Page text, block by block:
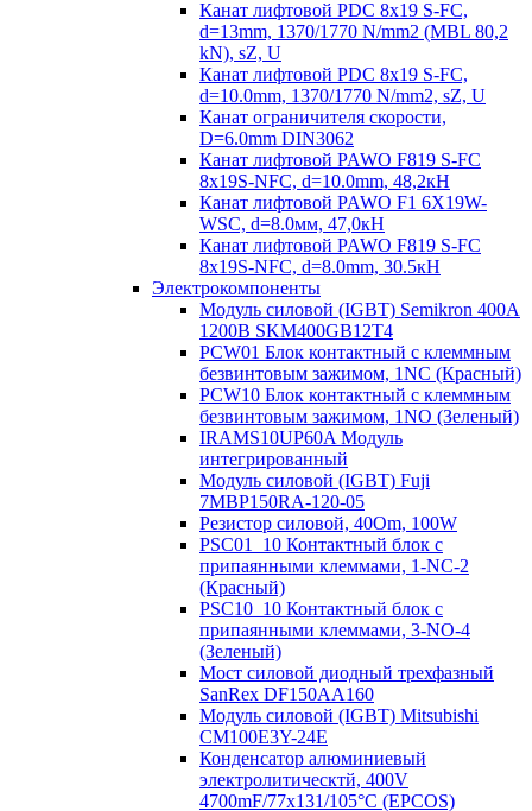
Канат лифтовой PDC 8х19 S-FC,
d=13mm, 1370/1770 N/mm2 (MBL 80,2
kN), sZ, U
Канат лифтовой PDC 8x19 S-FC,
d=10.0mm, 1370/1770 N/mm2, sZ, U
Канат ограничителя скорости,
D=6.0mm DIN3062
Канат лифтовой PAWO F819 S-FC
8х19S-NFC, d=10.0mm, 48,2кН
Канат лифтовой PAWO F1 6X19W-
WSC, d=8.0мм, 47,0кН
Канат лифтовой PAWO F819 S-FC
8х19S-NFC, d=8.0mm, 30.5кН
Электрокомпоненты
Модуль силовой (IGBT) Semikron 400А
1200В SKM400GB12T4
PCW01 Блок контактный с клеммным
безвинтовым зажимом, 1NC (Красный)
PCW10 Блок контактный с клеммным
безвинтовым зажимом, 1NO (Зеленый)
IRAMS10UP60A Модуль
интегрированный
Модуль силовой (IGBT) Fuji
7MBP150RA-120-05
Резистор силовой, 40Om, 100W
PSC01_10 Контактный блок с
припаянными клеммами, 1-NC-2
(Красный)
PSC10_10 Контактный блок с
припаянными клеммами, 3-NO-4
(Зеленый)
Мост силовой диодный трехфазный
SanRex DF150AA160
Модуль силовой (IGBT) Mitsubishi
CM100E3Y-24E
Конденсатор алюминиевый
электролитическтй, 400V
4700mF/77x131/105°C (EPCOS)